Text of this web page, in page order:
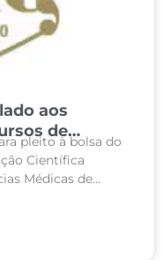
aos
de
2º/2023
pleito à bolsa do
Científica
Médicas de